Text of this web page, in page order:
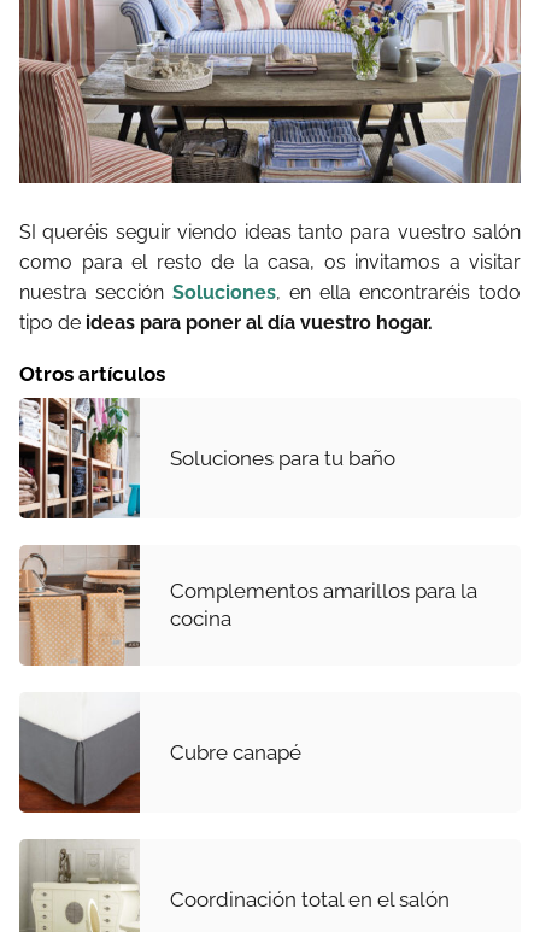
SI queréis seguir viendo ideas tanto para vuestro salón
como para el resto de la casa, os invitamos a visitar
nuestra sección Soluciones, en ella encontraréis todo
tipo de ideas para poner al día vuestro hogar.
Otros artículos
Soluciones para tu baño
Complementos amarillos para la
cocina
Cubre canapé
Coordinación total en el salón